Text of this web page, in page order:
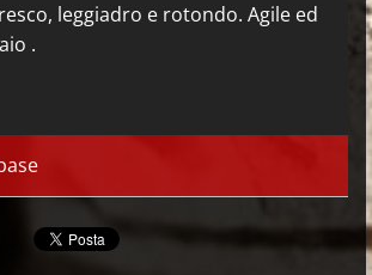
leggiadro e rotondo. Agile ed
.